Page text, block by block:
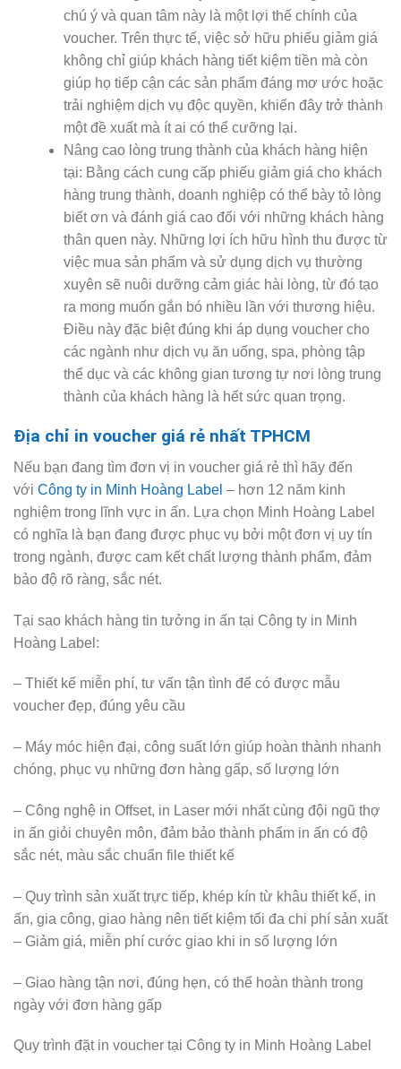
chú ý và quan tâm này là một lợi thế chính của
voucher. Trên thực tế, việc sở hữu phiếu giảm giá
không chỉ giúp khách hàng tiết kiệm tiền mà còn
giúp họ tiếp cận các sản phẩm đáng mơ ước hoặc
trải nghiệm dịch vụ độc quyền, khiến đây trở thành
một đề xuất mà ít ai có thể cưỡng lại.
Nâng cao lòng trung thành của khách hàng hiện
tại: Bằng cách cung cấp phiếu giảm giá cho khách
hàng trung thành, doanh nghiệp có thể bày tỏ lòng
biết ơn và đánh giá cao đối với những khách hàng
thân quen này. Những lợi ích hữu hình thu được từ
việc mua sản phẩm và sử dụng dịch vụ thường
xuyên sẽ nuôi dưỡng cảm giác hài lòng, từ đó tạo
ra mong muốn gắn bó nhiều lần với thương hiệu.
Điều này đặc biệt đúng khi áp dụng voucher cho
các ngành như dịch vụ ăn uống, spa, phòng tập
thể dục và các không gian tương tự nơi lòng trung
thành của khách hàng là hết sức quan trọng.
Địa chỉ in voucher giá rẻ nhất TPHCM
Nếu bạn đang tìm đơn vị in voucher giá rẻ thì hãy đến
với Công ty in Minh Hoàng Label – hơn 12 năm kinh
nghiệm trong lĩnh vực in ấn. Lựa chọn Minh Hoàng Label
có nghĩa là bạn đang được phục vụ bởi một đơn vị uy tín
trong ngành, được cam kết chất lượng thành phẩm, đảm
bảo độ rõ ràng, sắc nét.
Tại sao khách hàng tin tưởng in ấn tại Công ty in Minh
Hoàng Label:
– Thiết kế miễn phí, tư vấn tận tình để có được mẫu
voucher đẹp, đúng yêu cầu
– Máy móc hiện đại, công suất lớn giúp hoàn thành nhanh
chóng, phục vụ những đơn hàng gấp, số lượng lớn
– Công nghệ in Offset, in Laser mới nhất cùng đội ngũ thợ
in ấn giỏi chuyên môn, đảm bảo thành phẩm in ấn có độ
sắc nét, màu sắc chuẩn file thiết kế
– Quy trình sản xuất trực tiếp, khép kín từ khâu thiết kế, in
ấn, gia công, giao hàng nên tiết kiệm tối đa chi phí sản xuất
– Giảm giá, miễn phí cước giao khi in số lượng lớn
– Giao hàng tận nơi, đúng hẹn, có thể hoàn thành trong
ngày với đơn hàng gấp
Quy trình đặt in voucher tại Công ty in Minh Hoàng Label